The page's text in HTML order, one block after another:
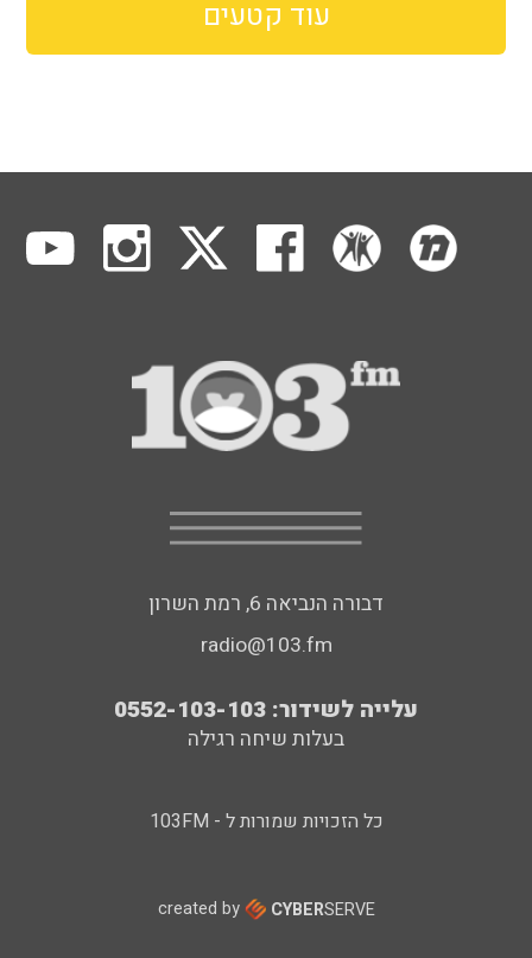
עוד קטעים
דבורה הנביאה 6, רמת השרון
radio@103.fm
עלייה לשידור: 0552-103-103
בעלות שיחה רגילה
כל הזכויות שמורות ל - 103FM
created by CYBERSERVE